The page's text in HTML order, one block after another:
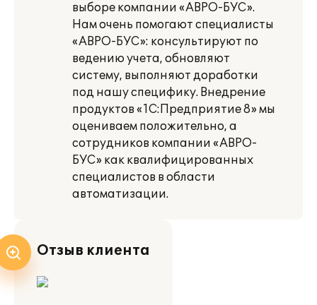
выборе компании «АВРО-БУС».
Нам очень помогают специалисты
«АВРО-БУС»: консультируют по
ведению учета, обновляют
систему, выполняют доработки
под нашу специфику. Внедрение
продуктов «1С:Предприятие 8» мы
оцениваем положительно, а
сотрудников компании «АВРО-
БУС» как квалифицированных
специалистов в области
автоматизации.
Отзыв клиента